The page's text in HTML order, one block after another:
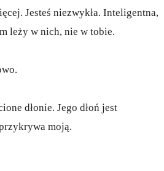
Jesteś niezwykła. Inteligentna,
leży w nich, nie w tobie.
dłonie. Jego dłoń jest
moją.